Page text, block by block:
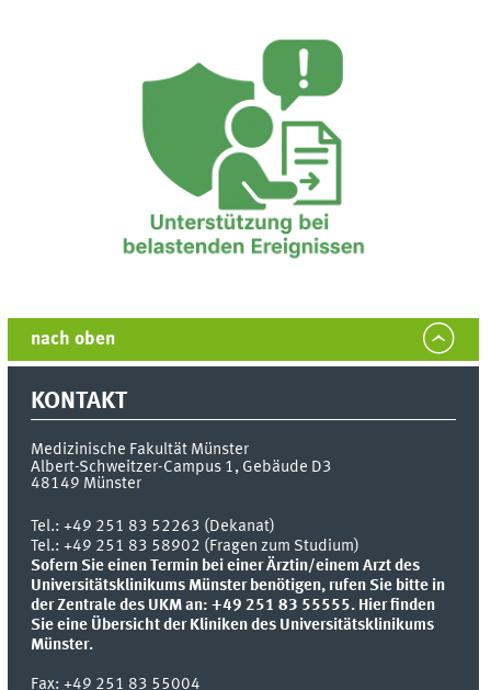
nach oben
KONTAKT
Medizinische Fakultät Münster
Albert-Schweitzer-Campus 1, Gebäude D3
48149 Münster
Tel.:+49 251 83 52263 (Dekanat)
Tel.: +49 251 83 58902 (Fragen zum Studium)
Sofern Sie einen Termin bei einer Ärztin/einem Arzt des
Universitätsklinikums Münster benötigen, rufen Sie bitte in
der Zentrale des UKM an: +49 251 83 55555. Hier finden
Sie eine Übersicht der Kliniken des Universitätsklinikums
Münster.
Fax:+49 251 83 55004